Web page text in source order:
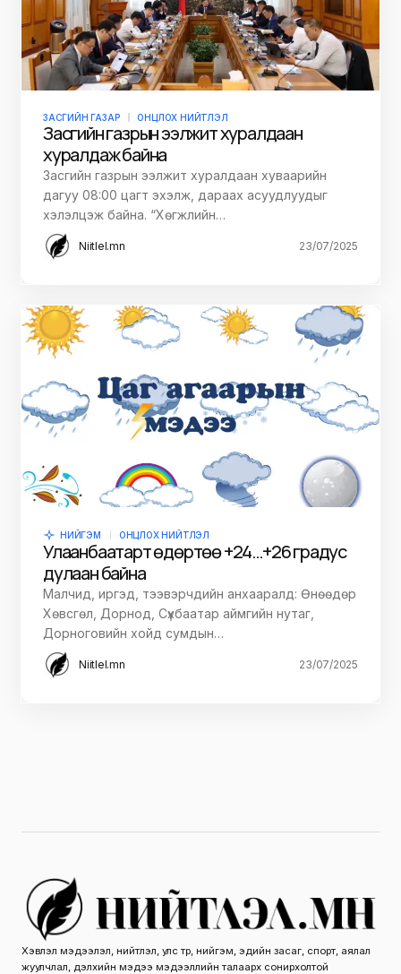
ЗАСГИЙН ГАЗАР ОНЦЛОХ НИЙТЛЭЛ
Засгийн газрын ээлжит хуралдаан
хуралдаж байна
Засгийн газрын ээлжит хуралдаан хуваарийн
дагуу 08:00 цагт эхэлж, дараах асуудлуудыг
хэлэлцэж байна. “Хөгжлийн…
Niitlel.mn 23/07/2025
НИЙГЭМ ОНЦЛОХ НИЙТЛЭЛ
Улаанбаатарт өдөртөө +24…+26 градус
дулаан байна
Малчид, иргэд, тээвэрчдийн анхааралд: Өнөөдөр
Хөвсгөл, Дорнод, Сүхбаатар аймгийн нутаг,
Дорноговийн хойд сумдын…
Niitlel.mn 23/07/2025
Хэвлэл мэдээлэл, нийтлэл, улс төр, нийгэм, эдийн засаг, спорт, аялал
жуулчлал, дэлхийн мэдээ мэдээллийн талаарх сонирхолтой